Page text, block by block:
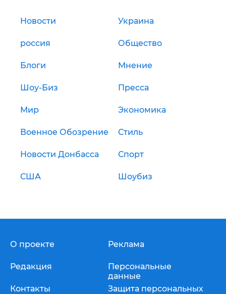
Новости Украина
россия Общество
Блоги Мнение
Шоу-Биз Пресса
Мир Экономика
Военное Обозрение Стиль
Новости Донбасса Спорт
США Шоубиз
О проекте
Редакция
Контакты
Реклама
Персональные
данные
Защита персональных